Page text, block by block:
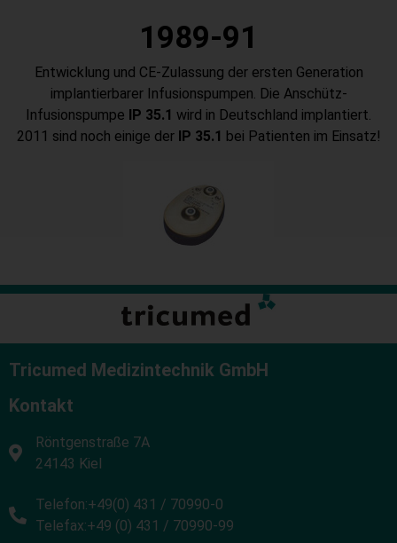
1989-91
Entwicklung und CE-Zulassung der ersten Generation
implantierbarer Infusionspumpen. Die Anschütz-
Infusionspumpe IP 35.1 wird in Deutschland implantiert.
2011 sind noch einige der IP 35.1 bei Patienten im Einsatz!
Tricumed Medizintechnik GmbH
Kontakt
Röntgenstraße 7A
24143 Kiel
Telefon:+49(0) 431 / 70990-0
Telefax:+49 (0) 431 / 70990-99